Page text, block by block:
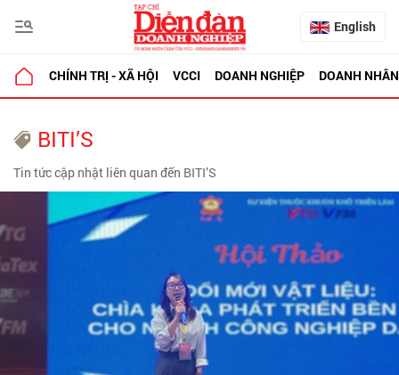
English
CHÍNH TRỊ - XÃ HỘI VCCI DOANH NGHIỆP DOANH NHÂN
BITI’S
Tin tức cập nhật liên quan đến BITI’S